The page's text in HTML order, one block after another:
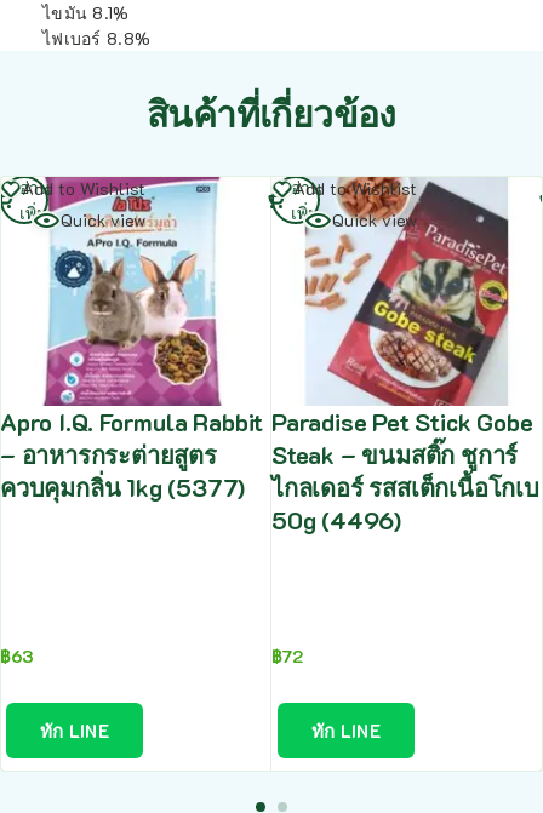
ไขมัน 8.1%
ไฟเบอร์ 8.8%
สินค้าที่เกี่ยวข้อง
Add to Wishlist
Quick view
Apro I.Q. Formula Rabbit
– อาหารกระต่ายสูตร
ควบคุมกลิ่น 1kg (5377)
฿63
ทัก LINE
อ่าน
เพิ่ม
Add to Wishlist
Quick view
Paradise Pet Stick Gobe
Steak – ขนมสติ๊ก ชูการ์
ไกลเดอร์ รสสเต็กเนื้อโกเบ
50g (4496)
฿72
ทัก LINE
อ่าน
เพิ่ม